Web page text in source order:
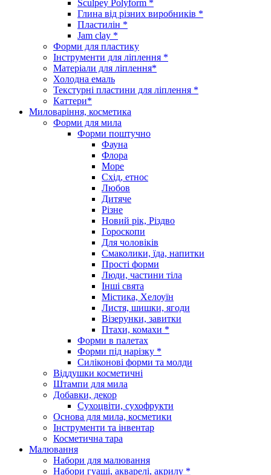
Sculpey Polyform *
Глина від різних виробників *
Пластилін *
Jam clay *
Форми для пластику
Інструменти для ліплення *
Матеріали для ліплення*
Холодна емаль
Текстурні пластини для ліплення *
Каттери*
Миловаріння, косметика
Форми для мила
Форми поштучно
Фауна
Флора
Море
Схід, етнос
Любов
Дитяче
Різне
Новий рік, Різдво
Гороскопи
Для чоловіків
Смаколики, їда, напитки
Прості форми
Люди, частини тіла
Інші свята
Містика, Хелоуїн
Листя, шишки, ягоди
Візерунки, завитки
Птахи, комахи *
Форми в палетах
Форми під нарізку *
Силіконові форми та молди
Віддушки косметичні
Штампи для мила
Добавки, декор
Сухоцвіти, сухофрукти
Основа для мила, косметики
Інструменти та інвентар
Косметична тара
Малювання
Набори для малювання
Набори гуаші, акварелі, акрилу *